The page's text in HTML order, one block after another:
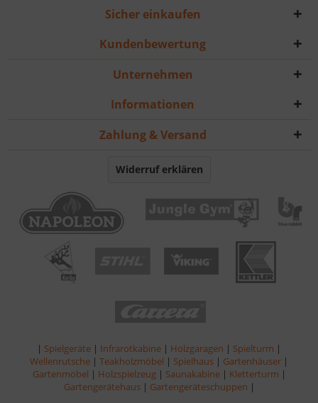
Sicher einkaufen
Kundenbewertung
Unternehmen
Informationen
Zahlung & Versand
Widerruf erklären
| Spielgeräte | Infrarotkabine | Holzgaragen | Spielturm |
Wellenrutsche | Teakholzmöbel | Spielhaus | Gartenhäuser |
Gartenmöbel | Holzspielzeug | Saunakabine | Kletterturm |
Gartengerätehaus | Gartengeräteschuppen |